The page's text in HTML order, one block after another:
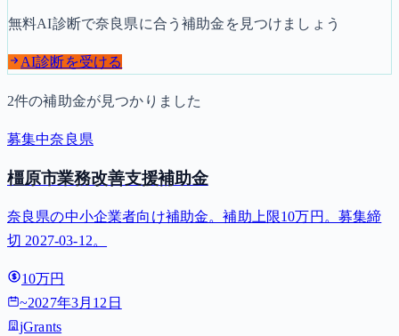
無料AI診断で奈良県に合う補助金を見つけましょう
AI診断を受ける
2件の補助金が見つかりました
募集中奈良県
橿原市業務改善支援補助金
奈良県の中小企業者向け補助金。補助上限10万円。募集締
切 2027-03-12。
10万円
~2027年3月12日
jGrants